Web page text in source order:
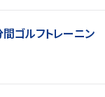
ゴルフトレーニン